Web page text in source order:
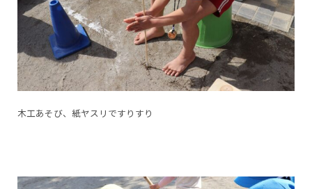
木工あそび、紙ヤスリですりすり